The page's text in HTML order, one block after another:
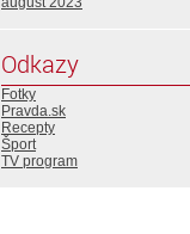
Odkazy
Fotky
Pravda.sk
Recepty
Šport
TV program